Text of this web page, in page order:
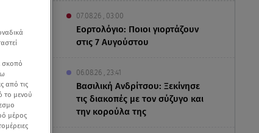
07.08.26 , 03:00
Εορτολόγιο: Ποιοι γιορτάζουν
στις 7 Αυγούστου
06.08.26 , 23:41
Βασιλική Ανδρίτσου: Ξεκίνησε
τις διακοπές με τον σύζυγο και
την κορούλα της
σκοπό
από τις
το μενού
μέρος